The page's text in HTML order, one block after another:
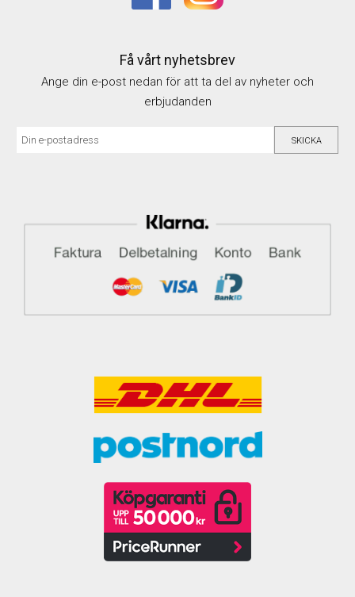
Få vårt nyhetsbrev
Ange din e-post nedan för att ta del av nyheter och
erbjudanden
SKICKA